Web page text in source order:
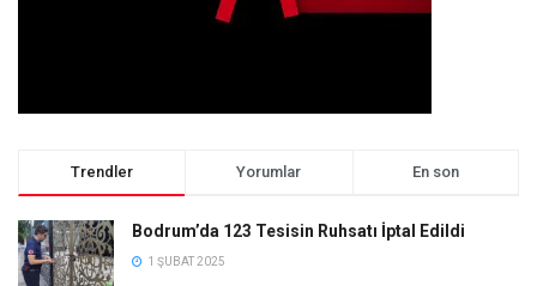
Trendler Yorumlar En son
Bodrum’da 123 Tesisin Ruhsatı İptal Edildi
1 ŞUBAT 2025